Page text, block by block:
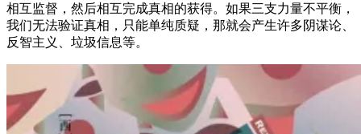
相互监督，然后相互完成真相的获得。如果三支力量不平衡，
我们无法验证真相，只能单纯质疑，那就会产生许多阴谋论、
反智主义、垃圾信息等。